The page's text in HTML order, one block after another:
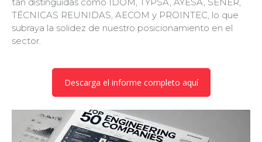
TÉCNICAS REUNIDAS, AECOM y PROINTEC, lo que
subraya la solidez de nuestro posicionamiento en el
sector.
Descarga el informe completo aquí